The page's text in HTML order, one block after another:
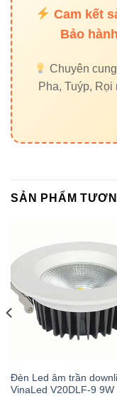
Cam kết
Bảo
Chuyên
Pha, Tuýp,
SẢN PHẨM
Đèn Led âm trần
VinaLed V20DLF-9 9W